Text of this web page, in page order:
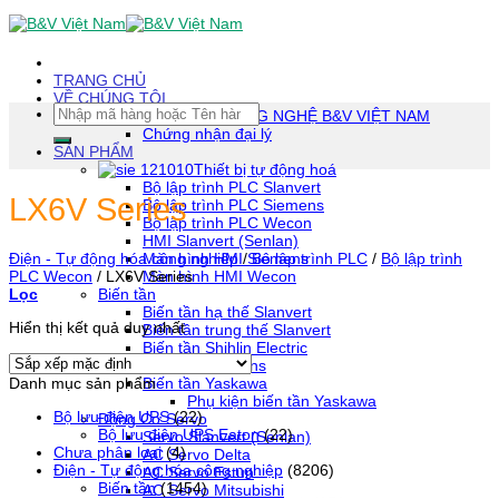
Skip
To
(tạm
dịch)
TRANG CHỦ
VỀ CHÚNG TÔI
CÔNG TY TNHH CÔNG NGHỆ B&V VIỆT NAM
Chứng nhận đại lý
SẢN PHẨM
Thiết bị tự động hoá
Bộ lập trình PLC Slanvert
Bộ lập trình PLC Siemens
Bộ lập trình PLC Wecon
HMI Slanvert (Senlan)
Màn hình HMI Siemens
Màn hình HMI Wecon
Biến tần
Biến tần hạ thế Slanvert
Biến tần trung thế Slanvert
Biến tần Shihlin Electric
Biến tần Siemens
Biến tần Yaskawa
Phụ kiện biến tần Yaskawa
Động Cơ Servo
Servo Slanvert (Senlan)
AC Servo Delta
AC Servo Estun
AC Servo Mitsubishi
Tìm
kiếm:
LX6V Series
Điện - Tự động hóa công nghiệp / Bộ lập trình PLC / Bộ lập trình
PLC Wecon / LX6V Series
Lọc
Hiển thị kết quả duy nhất
Danh mục sản phẩm
Bộ lưu điện UPS (22)
Bộ lưu điện UPS Eaton (22)
Chưa phân loại (4)
Điện - Tự động hóa công nghiệp (8206)
Biến tần (1454)